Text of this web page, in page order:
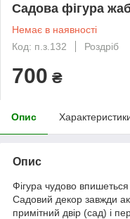
Садова фігура
Немає в наявності
Код: п.з.132
Роздріб
700 ₴
Опис
Опис
Фігура чудово
Садовий декор завжди
примітний двір (сад) і